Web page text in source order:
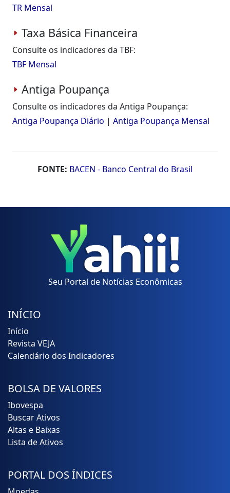
TR Mensal
Taxa Básica Financeira
Consulte os indicadores da TBF:
TBF Mensal
Antiga Poupança
Consulte os indicadores da Antiga Poupança:
Antiga Poupança Diário | Antiga Poupança Mensal
FONTE: BACEN - Banco Central do Brasil
Seu Portal de Notícias Econômicas
INÍCIO
Início
Revista VEJA
Calendário dos Indicadores
BOLSA DE VALORES
Ibovespa
Buscar Ativos
Altas e Baixas
Lista de Ativos
PORTAL DOS ÍNDICES